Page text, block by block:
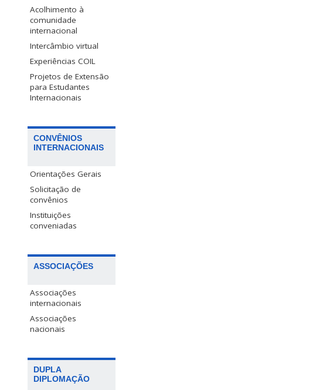
Acolhimento à
comunidade
internacional
Intercâmbio virtual
Experiências COIL
Projetos de Extensão
para Estudantes
Internacionais
CONVÊNIOS
INTERNACIONAIS
Orientações Gerais
Solicitação de
convênios
Instituições
conveniadas
ASSOCIAÇÕES
Associações
internacionais
Associações
nacionais
DUPLA
DIPLOMAÇÃO